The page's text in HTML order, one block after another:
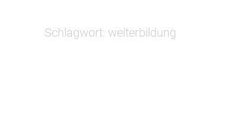
Schlagwort: weiterbildung